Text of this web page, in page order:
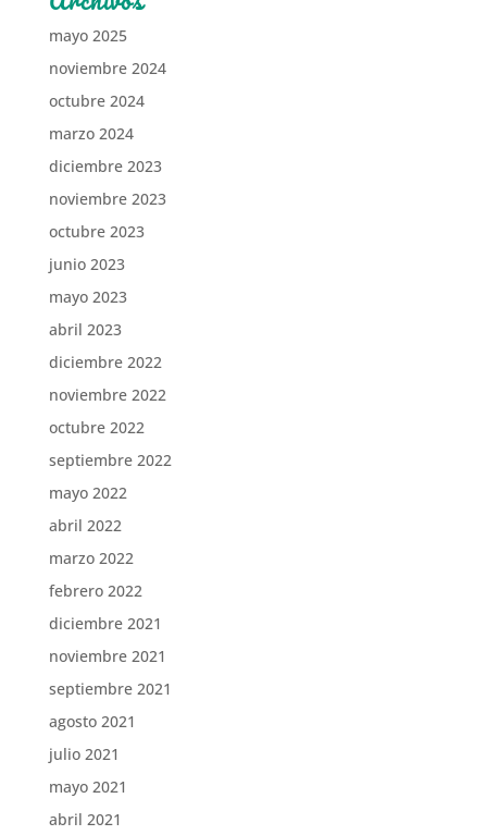
mayo 2025
noviembre 2024
octubre 2024
marzo 2024
diciembre 2023
noviembre 2023
octubre 2023
junio 2023
mayo 2023
abril 2023
diciembre 2022
noviembre 2022
octubre 2022
septiembre 2022
mayo 2022
abril 2022
marzo 2022
febrero 2022
diciembre 2021
noviembre 2021
septiembre 2021
agosto 2021
julio 2021
mayo 2021
abril 2021